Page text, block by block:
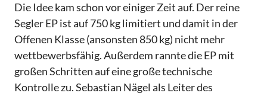
Die Idee kam schon vor einiger Zeit auf. Der reine
Segler EP ist auf 750 kg limitiert und damit in der
Offenen Klasse (ansonsten 850 kg) nicht mehr
wettbewerbsfähig. Außerdem rannte die EP mit
großen Schritten auf eine große technische
Kontrolle zu. Sebastian Nägel als Leiter des